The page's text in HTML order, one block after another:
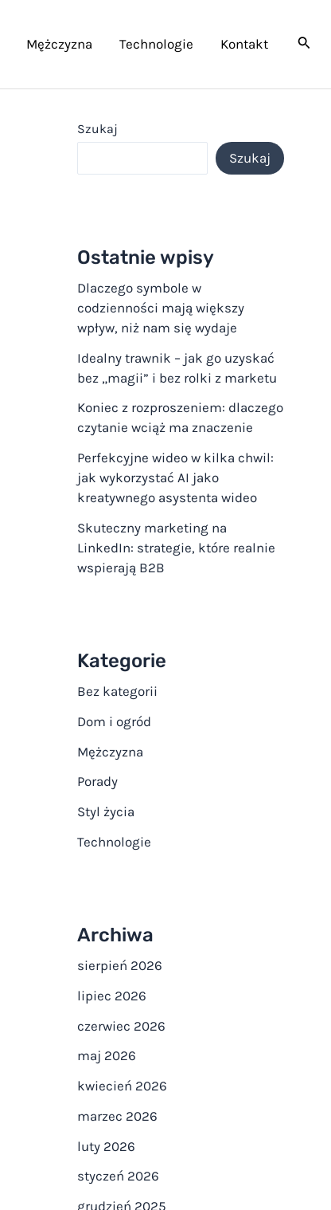
Mężczyzna Technologie Kontakt
Szukaj
Szukaj
Ostatnie wpisy
Dlaczego symbole w
codzienności mają większy
wpływ, niż nam się wydaje
Idealny trawnik – jak go uzyskać
bez „magii” i bez rolki z marketu
Koniec z rozproszeniem: dlaczego
czytanie wciąż ma znaczenie
Perfekcyjne wideo w kilka chwil:
jak wykorzystać AI jako
kreatywnego asystenta wideo
Skuteczny marketing na
LinkedIn: strategie, które realnie
wspierają B2B
Kategorie
Bez kategorii
Dom i ogród
Mężczyzna
Porady
Styl życia
Technologie
Archiwa
sierpień 2026
lipiec 2026
czerwiec 2026
maj 2026
kwiecień 2026
marzec 2026
luty 2026
styczeń 2026
grudzień 2025